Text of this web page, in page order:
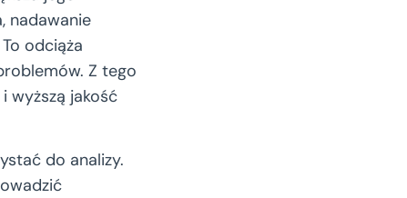
nadawanie
odciąża
Z tego
wyższą jakość
do analizy.